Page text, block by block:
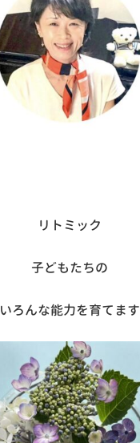
リトミック
子どもたちの
いろんな能力を育てます